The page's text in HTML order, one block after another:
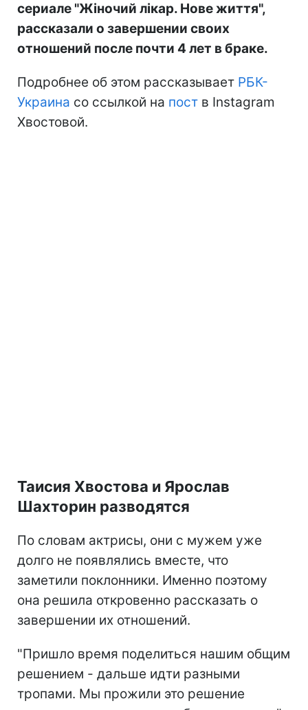
сериале "Жіночий лікар. Нове життя",
рассказали о завершении своих
отношений после почти 4 лет в браке.
Подробнее об этом рассказывает РБК-
Украина со ссылкой на пост в Instagram
Хвостовой.
Таисия Хвостова и Ярослав
Шахторин разводятся
По словам актрисы, они с мужем уже
долго не появлялись вместе, что
заметили поклонники. Именно поэтому
она решила откровенно рассказать о
завершении их отношений.
"Пришло время поделиться нашим общим
решением - дальше идти разными
тропами. Мы прожили это решение